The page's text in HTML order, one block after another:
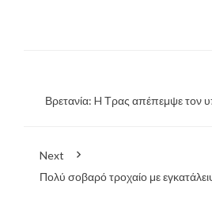
Βρετανία: H Τρας απέπεμψε τον
Next
Πολύ σοβαρό τροχαίο με